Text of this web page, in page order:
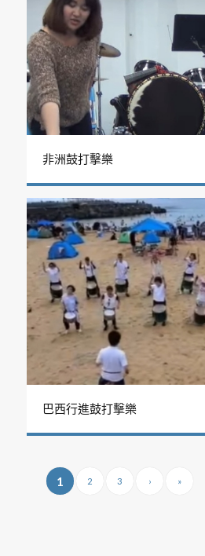
非洲鼓打擊樂
巴西行進鼓打擊樂
1 2 3 › »